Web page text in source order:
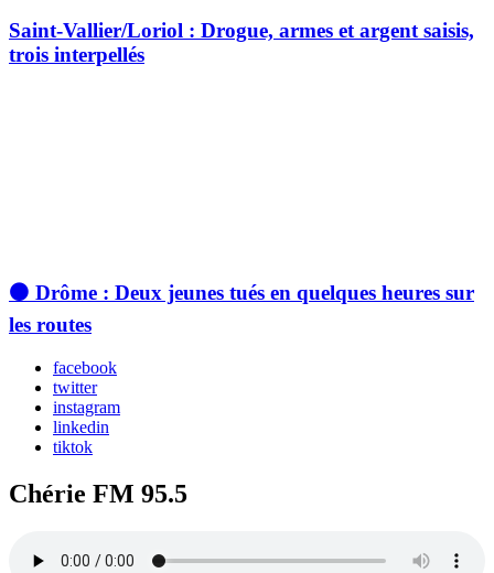
Saint-Vallier/Loriol : Drogue, armes et argent saisis,
trois interpellés
⚫️ Drôme : Deux jeunes tués en quelques heures sur
les routes
facebook
twitter
instagram
linkedin
tiktok
Chérie FM 95.5